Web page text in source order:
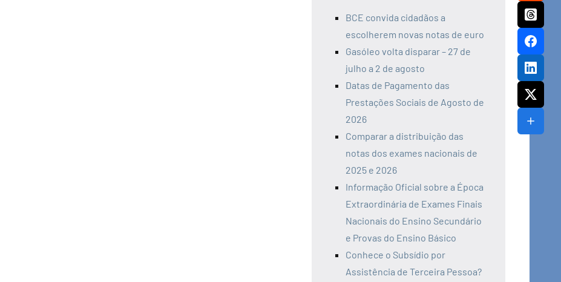
BCE convida cidadãos a
escolherem novas notas de euro
Gasóleo volta disparar – 27 de
julho a 2 de agosto
Datas de Pagamento das
Prestações Sociais de Agosto de
2026
Comparar a distribuição das
notas dos exames nacionais de
2025 e 2026
Informação Oficial sobre a Época
Extraordinária de Exames Finais
Nacionais do Ensino Secundário
e Provas do Ensino Básico
Conhece o Subsídio por
Assistência de Terceira Pessoa?